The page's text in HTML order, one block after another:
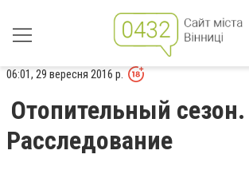
06:01, 29 вересня 2016 р.
Отопительный сезон.
Расследование